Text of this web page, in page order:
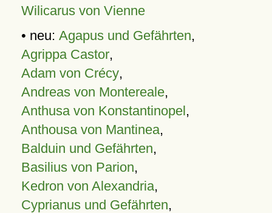
Wilicarus von Vienne
• neu: Agapus und Gefährten,
Agrippa Castor,
Adam von Crécy,
Andreas von Montereale,
Anthusa von Konstantinopel,
Anthousa von Mantinea,
Balduin und Gefährten,
Basilius von Parion,
Kedron von Alexandria,
Cyprianus und Gefährten,